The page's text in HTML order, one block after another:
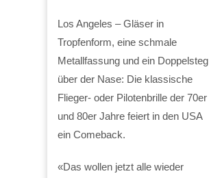
Los Angeles – Gläser in
Tropfenform, eine schmale
Metallfassung und ein Doppelsteg
über der Nase: Die klassische
Flieger- oder Pilotenbrille der 70er
und 80er Jahre feiert in den USA
ein Comeback.
«Das wollen jetzt alle wieder